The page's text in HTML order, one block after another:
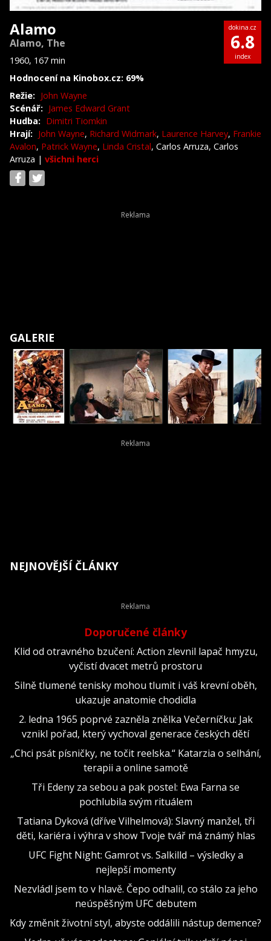
Alamo
Alamo, The
1960, 167 min
Hodnocení na Kinobox.cz: 69%
dokina.cz
6.8
index
Režie: John Wayne
Scénář: James Edward Grant
Hudba: Dimitri Tiomkin
Hrají: John Wayne, Richard Widmark, Laurence Harvey, Frankie
Avalon, Patrick Wayne, Linda Cristal, Carlos Arruza, Carlos
Arruza | všichni herci
GALERIE
NEJNOVĚJŠÍ ČLÁNKY
Doporučené články
Klid od otravného bzučení: Action zlevnil lapač hmyzu,
vyčistí dvacet metrů prostoru
Silně tlumené tenisky mohou tlumit i váš krevní oběh,
ukazuje anatomie chodidla
2. ledna 1965 poprvé zazněla znělka Večerníčku: Jak
vznikl pořad, který vychoval generace českých dětí
„Chci psát písničky, ne točit reelska.“ Katarzia o selhání,
terapii a online samotě
Tři Edeny za sebou a pak postel: Ewa Farna se
pochlubila svým rituálem
Tatiana Dyková (dříve Vilhelmová): Slavný manžel, tři
děti, kariéra i výhra v show Tvoje tvář má známý hlas
UFC Fight Night: Gamrot vs. Salkilld – výsledky a
nejlepší momenty
Nezvládl jsem to v hlavě. Čepo odhalil, co stálo za jeho
neúspěšným UFC debutem
Kdy změnit životní styl, abyste oddálili nástup demence?